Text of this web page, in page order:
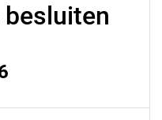
besluiten